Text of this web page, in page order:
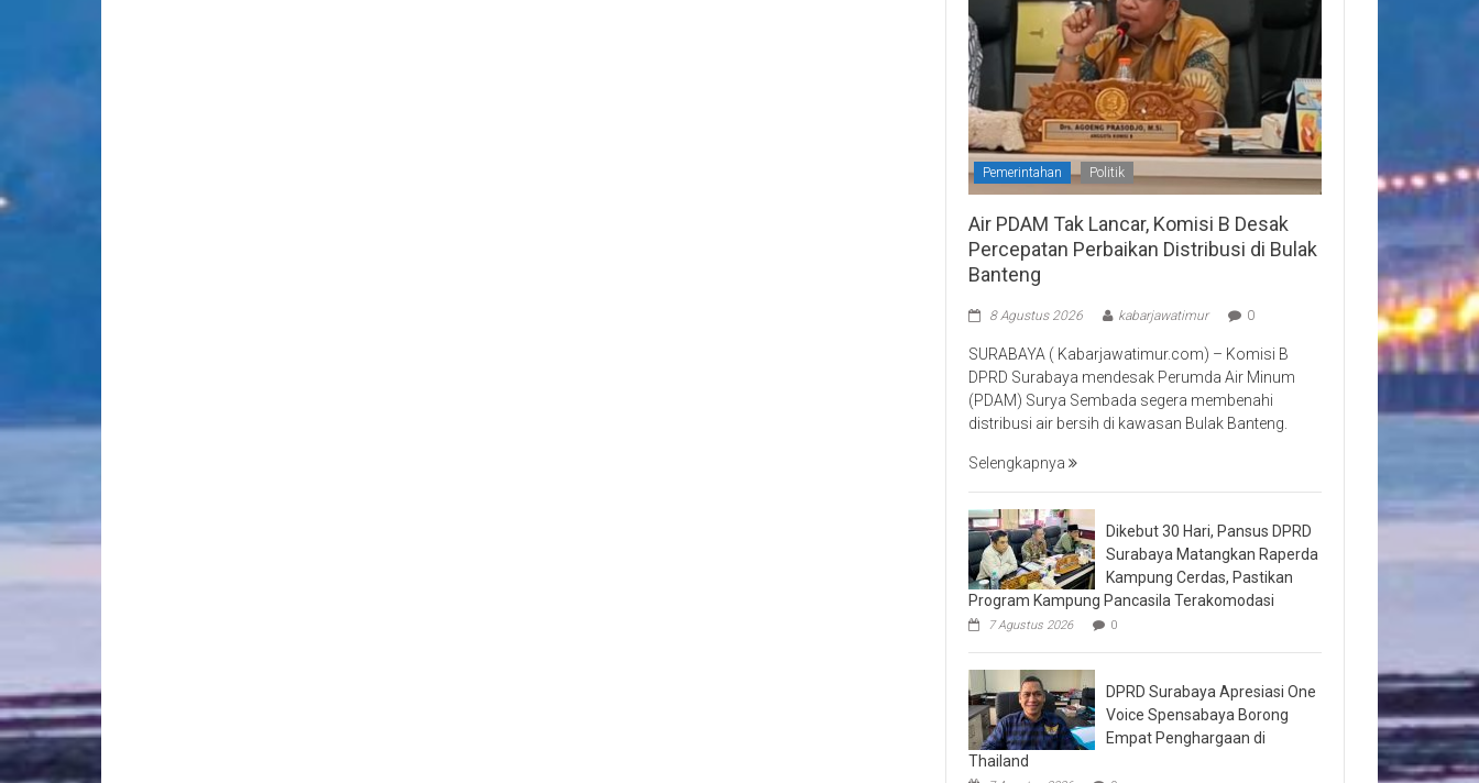
Pemerintahan Politik
Air PDAM Tak Lancar, Komisi B Desak
Percepatan Perbaikan Distribusi di Bulak
Banteng
8 Agustus 2026 kabarjawatimur 0
SURABAYA ( Kabarjawatimur.com) – Komisi B
DPRD Surabaya mendesak Perumda Air Minum
(PDAM) Surya Sembada segera membenahi
distribusi air bersih di kawasan Bulak Banteng.
Selengkapnya
Dikebut 30 Hari, Pansus DPRD
Surabaya Matangkan Raperda
Kampung Cerdas, Pastikan
Program Kampung Pancasila Terakomodasi
7 Agustus 2026 0
DPRD Surabaya Apresiasi One
Voice Spensabaya Borong
Empat Penghargaan di
Thailand